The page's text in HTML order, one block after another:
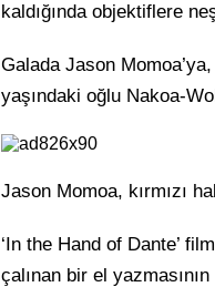
kaldığında objektiflere
Galada Jason
yaşındaki oğlu Nakoa-
Jason Momoa, kırmızı
‘In the Hand of Dante’
çalınan bir el